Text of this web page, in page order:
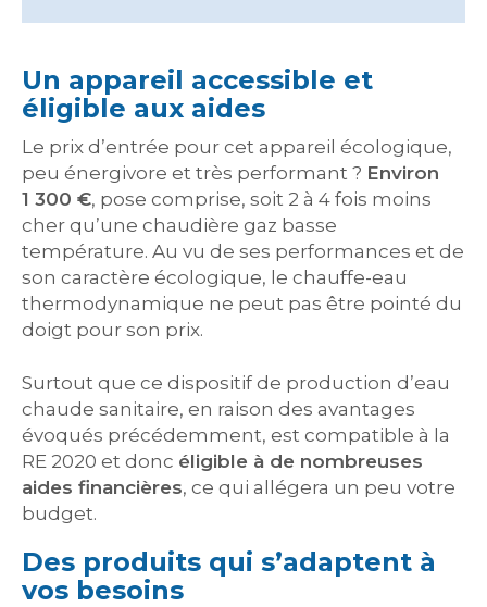
Un appareil accessible et
éligible aux aides
Le prix d’entrée pour cet appareil écologique,
peu énergivore et très performant ? Environ
1 300 €, pose comprise, soit 2 à 4 fois moins
cher qu’une chaudière gaz basse
température. Au vu de ses performances et de
son caractère écologique, le chauffe-eau
thermodynamique ne peut pas être pointé du
doigt pour son prix.
Surtout que ce dispositif de production d’eau
chaude sanitaire, en raison des avantages
évoqués précédemment, est compatible à la
RE 2020 et donc éligible à de nombreuses
aides financières, ce qui allégera un peu votre
budget.
Des produits qui s’adaptent à
vos besoins